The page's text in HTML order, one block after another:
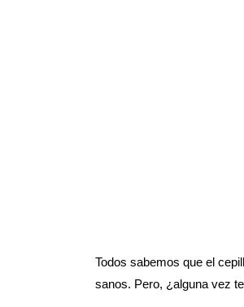
Todos sabemos que el
sanos. Pero, ¿alguna vez